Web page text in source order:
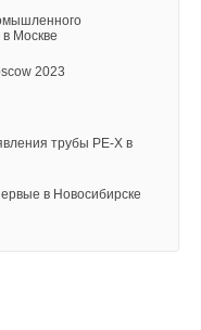
Москве
2023
трубы PE‑X в
в Новосибирске
Dantherm
3000
установка ZILON